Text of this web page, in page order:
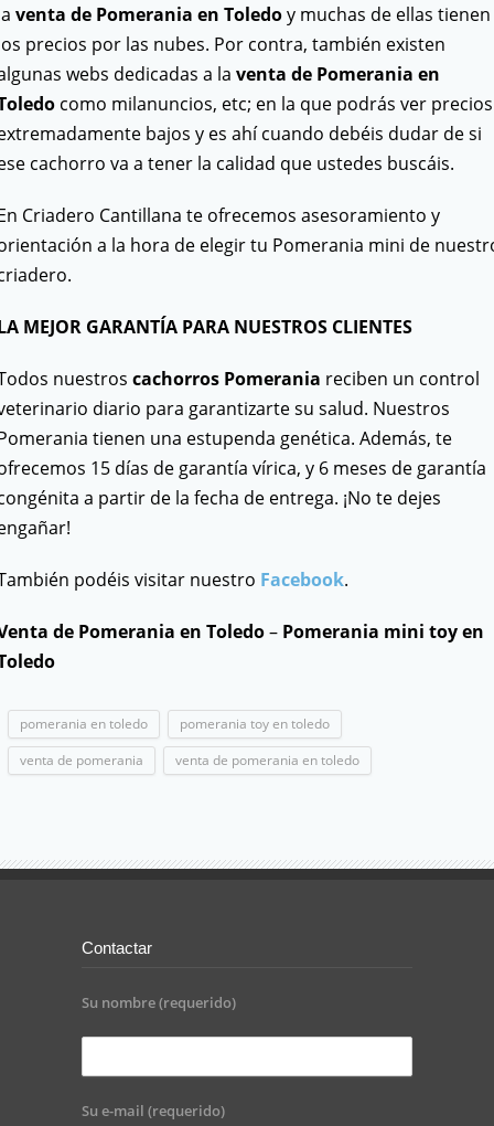
venta de Pomerania en Toledoy muchas de ellas tienen
precios por las nubes. Por contra, también existen
webs dedicadas a la venta de Pomerania en
como milanuncios, etc; en la que podrás ver precios
bajos y es ahí cuando debéis dudar de si
cachorro va a tener la calidad que ustedes buscáis.
Criadero Cantillana te ofrecemos asesoramiento y
a la hora de elegir tu Pomerania mini de
MEJOR GARANTÍA PARA NUESTROS CLIENTES
nuestros cachorros Pomerania reciben un control
diario para garantizarte su salud. Nuestros
tienen una estupenda genética. Además, te
15 días de garantía vírica, y 6 meses de garantía
a partir de la fecha de entrega. ¡No te dejes
podéis visitar nuestro Facebook.
de Pomerania en Toledo– Pomerania mini toy en
pomerania en toledo
pomerania toy en toledo
venta de pomerania
venta de pomerania en toledo
Contactar
Su nombre (requerido)
Su e-mail (requerido)